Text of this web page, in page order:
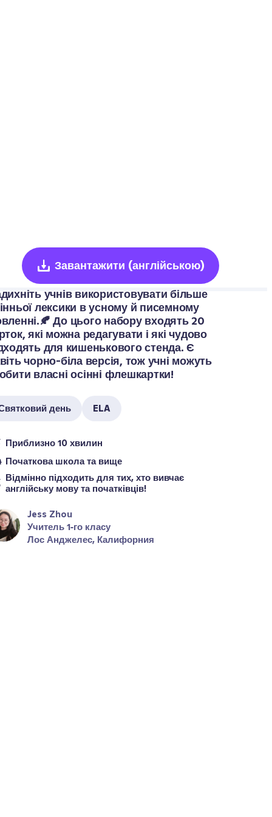
Завантажити (англійською)
учнів використовувати більше
лексики в усному й писемному
До цього набору входять 20
які можна редагувати і які чудово
для кишенькового стенда. Є
чорно-біла версія, тож учні можуть
власні осінні флешкартки!
день ELA
Приблизно 10 хвилин
Початкова школа та вище
Відмінно підходить для тих, хто вивчає
англійську мову та початківців!
Jess Zhou
Учитель 1‑го класу
Лос Анджелес, Калифорния